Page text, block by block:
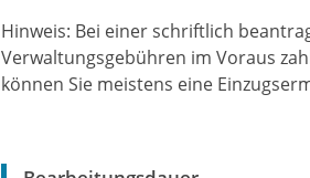
Hinweis: Bei einer schriftlich
Verwaltungsgebühren im Voraus
können Sie meistens eine